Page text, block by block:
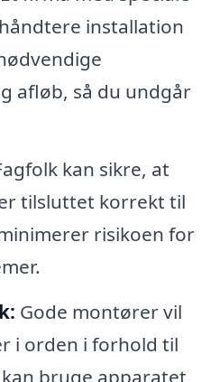
installation
afløb, så du undgår
kan sikre, at
tilsluttet korrekt til
risikoen for
Gode montører vil
i orden i forhold til
bruge apparatet